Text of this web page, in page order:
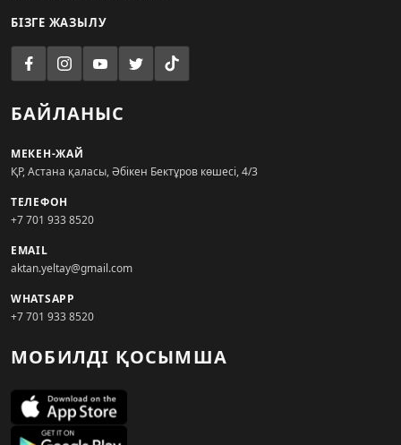
БІЗГЕ ЖАЗЫЛУ
БАЙЛАНЫС
МЕКЕН-ЖАЙ
ҚР, Астана қаласы, Әбікен Бектұров көшесі, 4/3
ТЕЛЕФОН
+7 701 933 8520
EMAIL
aktan.yeltay@gmail.com
WHATSAPP
+7 701 933 8520
МОБИЛДІ ҚОСЫМША